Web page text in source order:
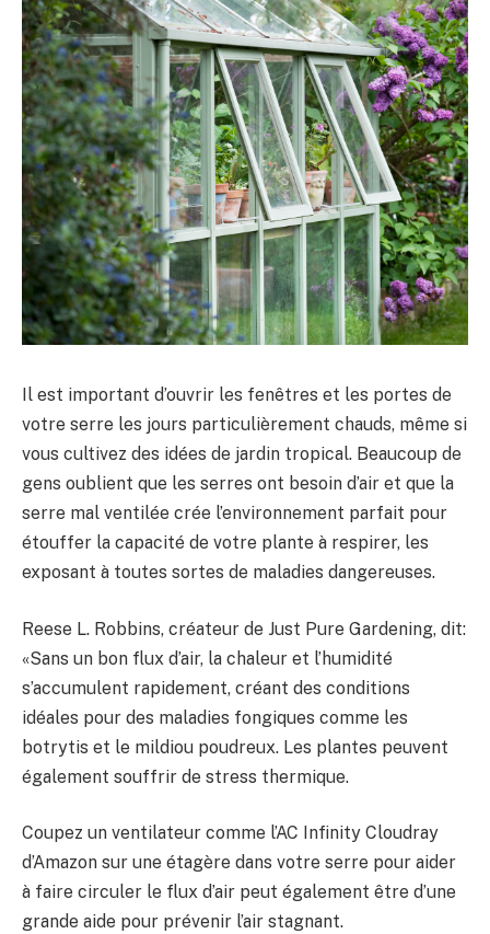
Il est important d’ouvrir les fenêtres et les portes de
votre serre les jours particulièrement chauds, même si
vous cultivez des idées de jardin tropical. Beaucoup de
gens oublient que les serres ont besoin d’air et que la
serre mal ventilée crée l’environnement parfait pour
étouffer la capacité de votre plante à respirer, les
exposant à toutes sortes de maladies dangereuses.
Reese L. Robbins, créateur de Just Pure Gardening, dit:
«Sans un bon flux d’air, la chaleur et l’humidité
s’accumulent rapidement, créant des conditions
idéales pour des maladies fongiques comme les
botrytis et le mildiou poudreux. Les plantes peuvent
également souffrir de stress thermique.
Coupez un ventilateur comme l’AC Infinity Cloudray
d’Amazon sur une étagère dans votre serre pour aider
à faire circuler le flux d’air peut également être d’une
grande aide pour prévenir l’air stagnant.